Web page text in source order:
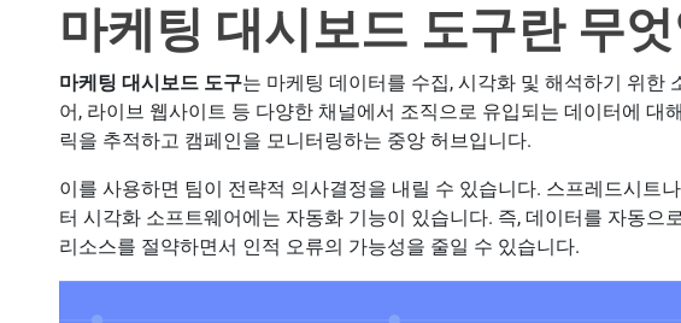
마케팅 대시보드 도구란 무
마케팅 대시보드 도구는 마케팅 데이터를 수집, 시각화 및 해석하기 위한
어, 라이브 웹사이트 등 다양한 채널에서 조직으로 유입되는 데이터에 대
릭을 추적하고 캠페인을 모니터링하는 중앙 허브입니다.
이를 사용하면 팀이 전략적 의사결정을 내릴 수 있습니다. 스프레드시트
터 시각화 소프트웨어에는 자동화 기능이 있습니다. 즉, 데이터를 자동으
리소스를 절약하면서 인적 오류의 가능성을 줄일 수 있습니다.